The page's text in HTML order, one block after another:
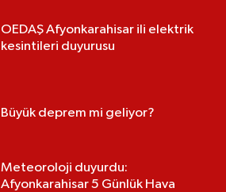
OEDAŞ Afyonkarahisar ili elektrik
kesintileri duyurusu
Büyük deprem mi geliyor?
Meteoroloji duyurdu:
Afyonkarahisar 5 Günlük Hava